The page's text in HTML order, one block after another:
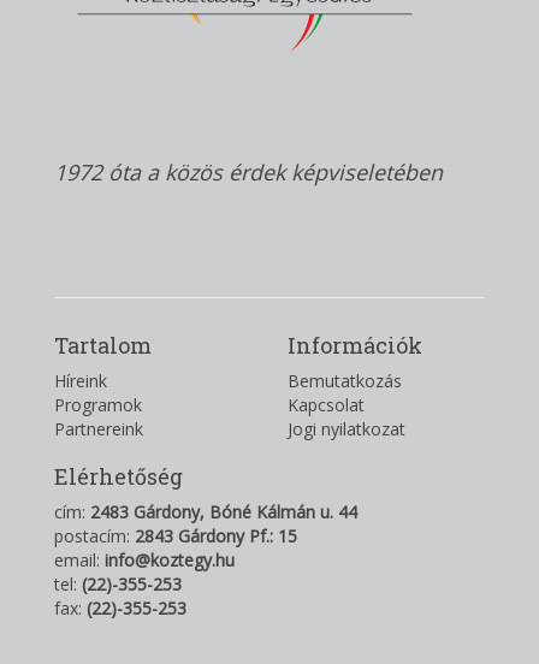
1972 óta a közös érdek képviseletében
Tartalom
Híreink
Programok
Partnereink
Információk
Bemutatkozás
Kapcsolat
Jogi nyilatkozat
Elérhetőség
cím: 2483 Gárdony, Bóné Kálmán u. 44
postacím: 2843 Gárdony Pf.: 15
email: info@koztegy.hu
tel: (22)-355-253
fax: (22)-355-253